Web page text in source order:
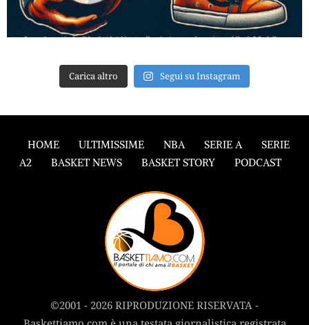
Carica altro Segui su Instagram
HOME ULTIMISSIME NBA SERIE A
SERIE
A2
BASKET NEWS BASKET STORY PODCAST
©2001 - 2026 RIPRODUZIONE RISERVATA -